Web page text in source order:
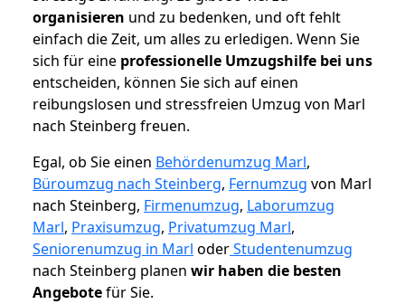
organisieren und zu bedenken, und oft fehlt
einfach die Zeit, um alles zu erledigen. Wenn Sie
sich für eine professionelle Umzugshilfe bei uns
entscheiden, können Sie sich auf einen
reibungslosen und stressfreien Umzug von Marl
nach Steinberg freuen.
Egal, ob Sie einen Behördenumzug Marl,
Büroumzug nach Steinberg, Fernumzug von Marl
nach Steinberg, Firmenumzug, Laborumzug
Marl, Praxisumzug, Privatumzug Marl,
Seniorenumzug in Marl oderStudentenumzug
nach Steinberg planen wir haben die besten
Angebotefür Sie.